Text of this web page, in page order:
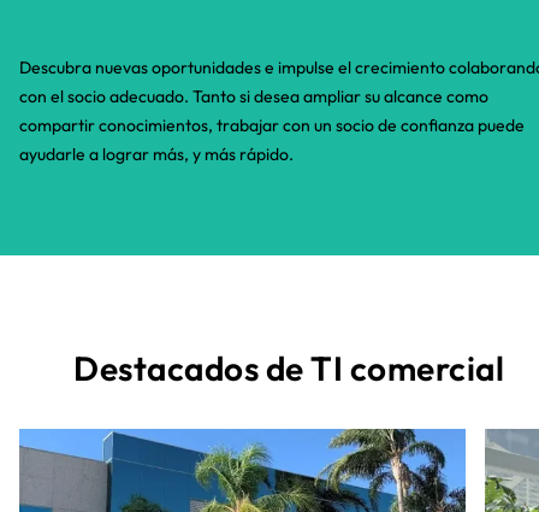
Descubra nuevas oportunidades e impulse el crecimiento
con el socio adecuado. Tanto si desea ampliar su alcance como
compartir conocimientos, trabajar con un socio de confianza puede
ayudarle a lograr más, y más rápido.​
Destacados de TI comercial